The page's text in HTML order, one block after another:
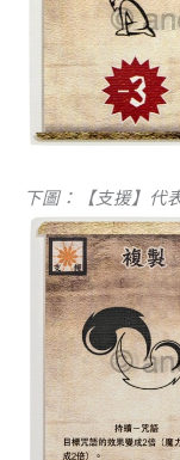
下圖：【支援】代